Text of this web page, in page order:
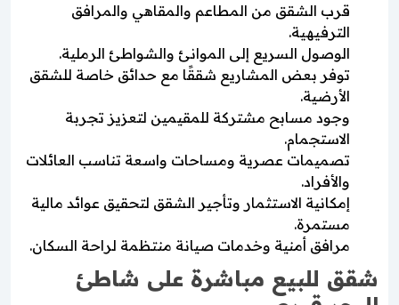
قرب الشقق من المطاعم والمقاهي والمرافق
الترفيهية.
الوصول السريع إلى الموانئ والشواطئ الرملية.
توفر بعض المشاريع شققًا مع حدائق خاصة للشقق
الأرضية.
وجود مسابح مشتركة للمقيمين لتعزيز تجربة
الاستجمام.
تصميمات عصرية ومساحات واسعة تناسب العائلات
والأفراد.
إمكانية الاستثمار وتأجير الشقق لتحقيق عوائد مالية
مستمرة.
مرافق أمنية وخدمات صيانة منتظمة لراحة السكان.
شقق للبيع مباشرة على شاطئ